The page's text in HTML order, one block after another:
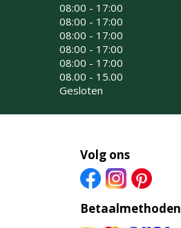
08:00 - 17:00
08:00 - 17:00
08:00 - 17:00
08:00 - 17:00
08:00 - 17:00
08.00 - 15.00
Gesloten
Volg ons
Betaalmethoden